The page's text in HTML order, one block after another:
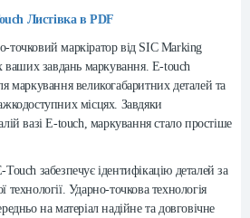
Листівка в PDF
точковий маркіратор від SIC Marking
ваших завдань маркування. E-touch
маркування великогабаритних деталей та
місцях. Завдяки
вазі E-touch, маркування стало простіше
забезпечує ідентифікацію деталей за
Ударно-точкова технологія
на матеріал надійне та довговічне